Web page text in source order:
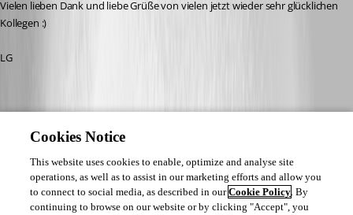
Vielen lieben Dank und liebe Grüße von vielen jetzt wieder sehr glücklichen
Kollegen :)
LG
Cookies Notice
This website uses cookies to enable, optimize and analyse site
operations, as well as to assist in our marketing efforts and allow you
to connect to social media, as described in ourCookie Policy. By
continuing to browse on our website or by clicking "Accept", you